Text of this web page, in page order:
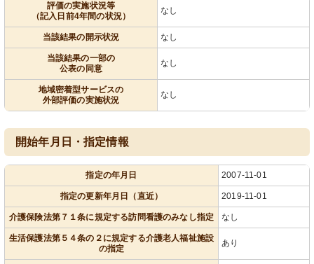
評価の実施状況等
（記入日前4年間の状況）
なし
当該結果の開示状況 なし
当該結果の一部の
公表の同意
なし
地域密着型サービスの
外部評価の実施状況
なし
開始年月日・指定情報
指定の年月日 2007-11-01
指定の更新年月日（直近） 2019-11-01
介護保険法第７１条に規定する訪問看護のみなし指定 なし
生活保護法第５４条の２に規定する介護老人福祉施設
の指定
あり